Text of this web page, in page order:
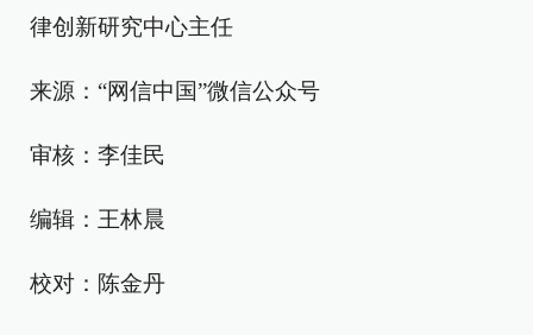
律创新研究中心主任
来源：“网信中国”微信公众号
审核：李佳民
编辑：王林晨
校对：陈金丹